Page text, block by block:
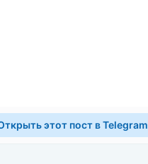
этот пост в Telegram